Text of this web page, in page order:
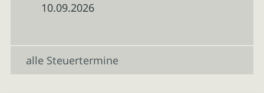
10.09.2026
alle Steuertermine